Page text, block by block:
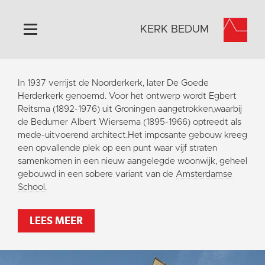
Home
Algemeen
Historie
Omgeving
Activiteiten
Steun ons
Contact
Vaktaal
KERK BEDUM
In 1937 verrijst de Noorderkerk, later De Goede
Herderkerk genoemd. Voor het ontwerp wordt Egbert
Reitsma (1892-1976) uit Groningen aangetrokken,waarbij
de Bedumer Albert Wiersema (1895-1966) optreedt als
mede-uitvoerend architect.Het imposante gebouw kreeg
een opvallende plek op een punt waar vijf straten
samenkomen in een nieuw aangelegde woonwijk, geheel
gebouwd in een sobere variant van de Amsterdamse
School .
LEES MEER